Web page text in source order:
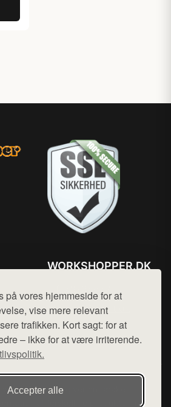
på vores hjemmeside for at
vise mere relevant
trafikken. Kort sagt: for at
– ikke for at være irriterende.
Accepter alle
WORKSHOPPER.DK
Mail: hej@want.dk
Cookie- og privatlivspolitik
want.dk, der udgiver en række
af forskellige produkter fra